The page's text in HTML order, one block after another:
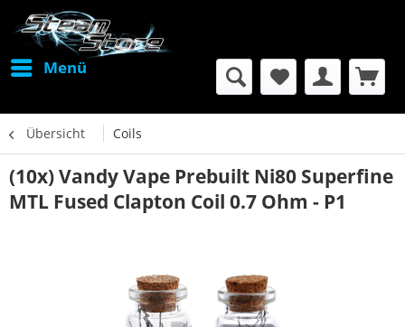
Menü
Übersicht Coils
(10x) Vandy Vape Prebuilt Ni80 Superfine
MTL Fused Clapton Coil 0.7 Ohm - P1